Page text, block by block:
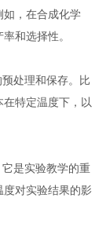
如，在合成化学
和选择性。
处理和保存。比
特定温度下，以
是实验教学的重
对实验结果的影